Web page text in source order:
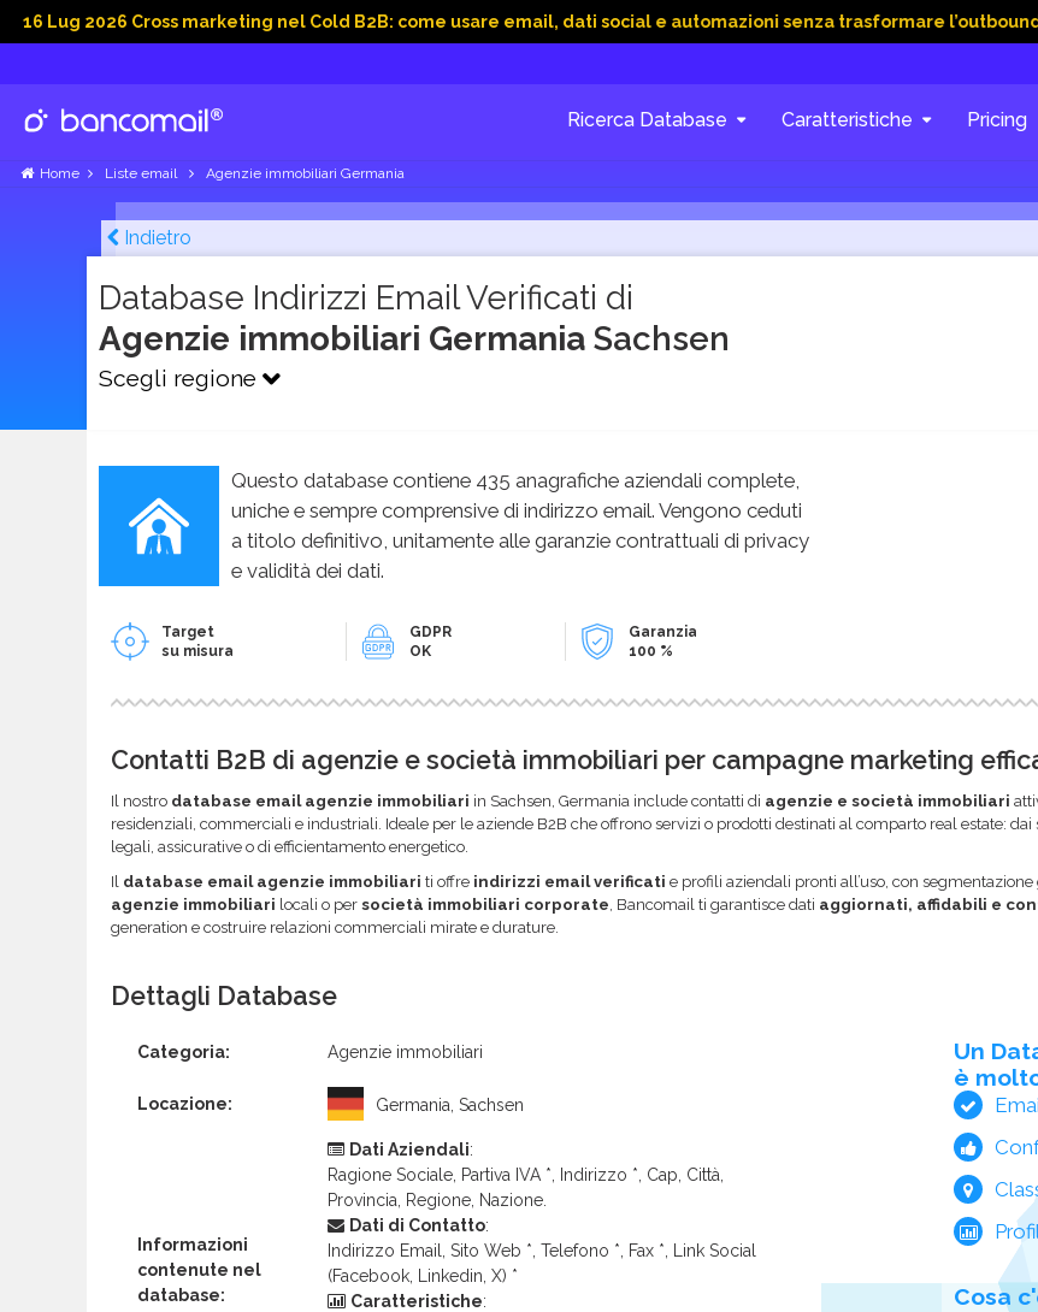
Cross marketing nel Cold B2B: come usare email, dati social e automazioni senza trasformare l’outbound in caos
Ricerca Database Caratteristiche Pricing
Home Liste email Agenzie immobiliari Germania
Indietro
Database Indirizzi Email Verificati di
Agenzie immobiliari Germania Sachsen
Scegli regione
Questo database contiene 435 anagrafiche aziendali complete,
uniche e sempre comprensive di indirizzo email. Vengono ceduti
a titolo definitivo, unitamente alle garanzie contrattuali di privacy
e validità dei dati.
Target
su misura
GDPR
OK
Garanzia
100 %
Contatti B2B di agenzie e società immobiliari per campagne marketing
Il nostro database email agenzie immobiliari in Sachsen, Germania include contatti di agenzie e società immobiliari
residenziali, commerciali e industriali. Ideale per le aziende B2B che offrono servizi o prodotti destinati al comparto real estate:
legali, assicurative o di efficientamento energetico.
Il database email agenzie immobiliari ti offre indirizzi email verificati e profili aziendali pronti all’uso, con
agenzie immobiliari locali o per società immobiliari corporate , Bancomail ti garantisce dati aggiornati, affidabili e
generation e costruire relazioni commerciali mirate e durature.
Dettagli Database
Categoria: Agenzie immobiliari
Locazione: Germania, Sachsen
Informazioni
contenute nel
database:
Dati Aziendali:
Ragione Sociale, Partiva IVA *, Indirizzo *, Cap, Città,
Provincia, Regione, Nazione.
Dati di Contatto:
Indirizzo Email, Sito Web *, Telefono *, Fax *, Link Social
(Facebook, Linkedin, X) *
Caratteristiche:
Un
è
Cosa